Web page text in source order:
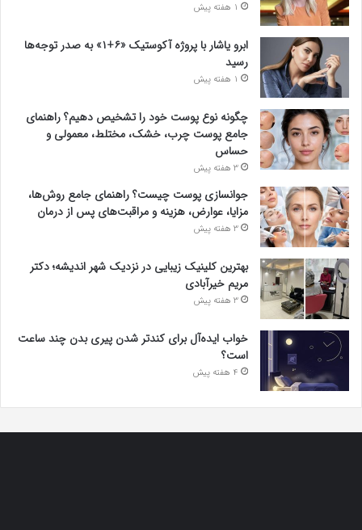
1 هفته پیش
ابرو یاشار با پروژه آکوستیک «۶+۱» به صدر توجه‌ها
رسید
1 هفته پیش
چگونه نوع پوست خود را تشخیص دهیم؟ راهنمای
جامع پوست چرب، خشک، مختلط، معمولی و
حساس
3 هفته پیش
جوانسازی پوست چیست؟ راهنمای جامع روش‌ها،
مزایا، عوارض، هزینه و مراقبت‌های پس از درمان
3 هفته پیش
بهترین کلینیک زیبایی در نزدیک شهر اندیشه؛ دکتر
مریم خیرآبادی
3 هفته پیش
خواب ایده‌آل برای کندتر شدن پیری بدن چند ساعت
است؟
4 هفته پیش